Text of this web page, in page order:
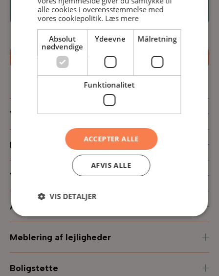
Kr. 14.806,-
Ansøg nu
Virtuel rundvisning
Internet
Vaskerum regler og info
Aconto betaling og opgørelse
Møblering af lejligheder
Boligstøtte
alle cookies i overensstemmelse med
vores cookiepolitik. Læs mere
Absolut
nødvendige
Ydeevne Målretning
Funktionalitet
ACCEPTER ALLE
AFVIS ALLE
VIS DETALJER